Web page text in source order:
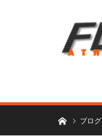
ホームブログ